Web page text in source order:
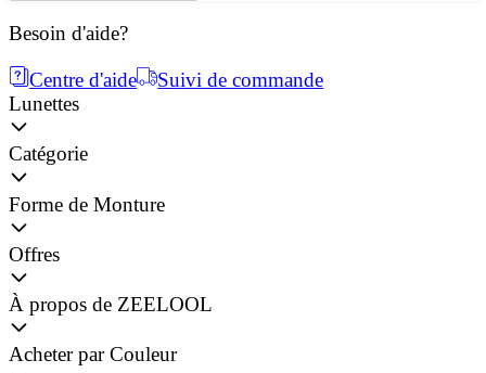
Besoin d'aide?
Centre d'aide
Suivi de commande
Lunettes
Catégorie
Forme de Monture
Offres
À propos de ZEELOOL
Acheter par Couleur